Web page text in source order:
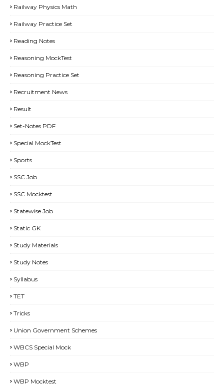
Railway Physics Math
Railway Practice Set
Reading Notes
Reasoning MockTest
Reasoning Practice Set
Recruitment News
Result
Set-Notes PDF
Special MockTest
Sports
SSC Job
SSC Mocktest
Statewise Job
Static GK
Study Materials
Study Notes
Syllabus
TET
Tricks
Union Government Schemes
WBCS Special Mock
WBP
WBP Mocktest